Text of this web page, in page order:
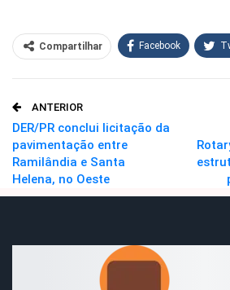
Compartilhar Facebook
O email
ANTERIOR
DER/PR conclui licitação da
pavimentação entre
Ramilândia e Santa
Helena, no Oeste